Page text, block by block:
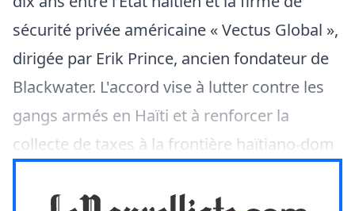
sécurité privée américaine « Vectus Global »,
dirigée par Erik Prince, ancien fondateur de
Blackwater. L'accord vise à lutter contre les
gangs armés en Haïti et à renforcer la
collecte de taxes à la frontière haïtiano-dom